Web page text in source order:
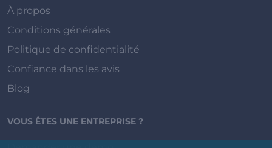
À propos
Conditions générales
Politique de confidentialité
Confiance dans les avis
Blog
VOUS ÊTES UNE ENTREPRISE ?